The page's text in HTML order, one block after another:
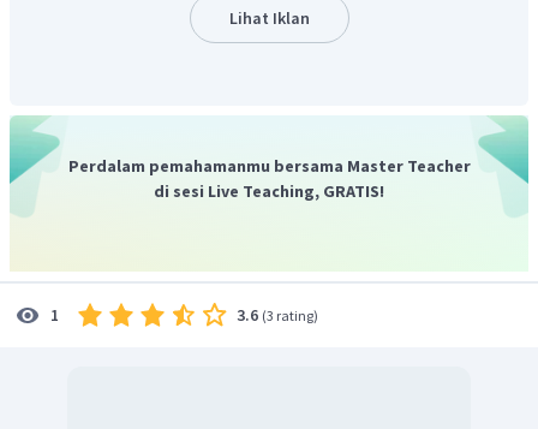
Lihat Iklan
Perdalam pemahamanmu bersama Master Teacher
di sesi Live Teaching, GRATIS!
1 3.6 (3 rating)